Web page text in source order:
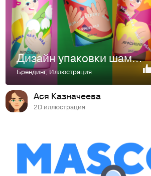
Дизайн упаковки шампуней
Брендинг,Иллюстрация
Ася Казначеева
2D иллюстрация